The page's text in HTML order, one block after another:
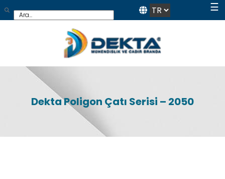
☰
Dekta Poligon Çatı Serisi – 2050